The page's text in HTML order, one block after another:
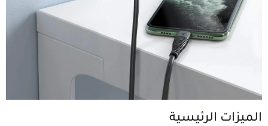
الميزات الرئيسية